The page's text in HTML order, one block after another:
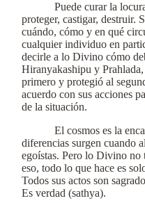
Puede curar la
proteger, castigar, destruir.
cuándo, cómo y en qué
cualquier individuo en
decirle a lo Divino cómo
Hiranyakashipu y
primero y protegió al
acuerdo con sus acciones
de la situación.
El cosmos es la
diferencias surgen cuando
egoístas. Pero lo Divino no
eso, todo lo que hace es
Todos sus actos son
Es verdad (sathya).